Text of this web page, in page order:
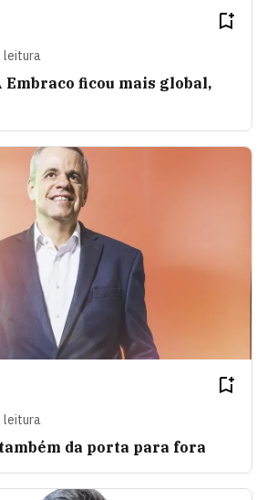
leitura
Embraco ficou mais global,
leitura
da porta para fora